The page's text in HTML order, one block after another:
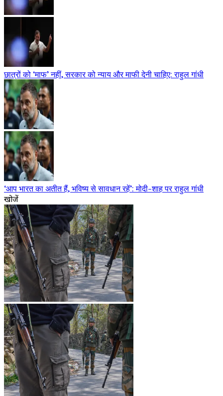
छात्रों को ‘माफ’ नहीं, सरकार को न्याय और माफी देनी चाहिए: राहुल गांधी
‘आप भारत का अतीत हैं, भविष्य से सावधान रहें’: मोदी-शाह पर राहुल गांधी
खोजें